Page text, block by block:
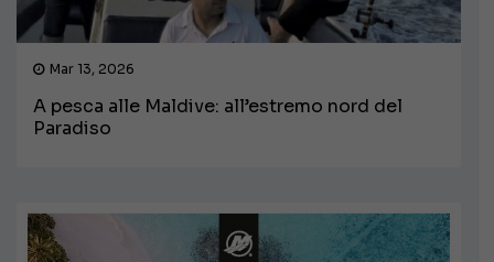
Mar 13, 2026
A pesca alle Maldive: all’estremo nord del
Paradiso